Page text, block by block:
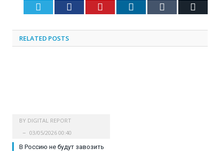
Twitter Facebook Pinterest LinkedIn Tumblr
RELATED POSTS
BY DIGITAL REPORT
03/05/2026 00:40
В Россию не будут завозить